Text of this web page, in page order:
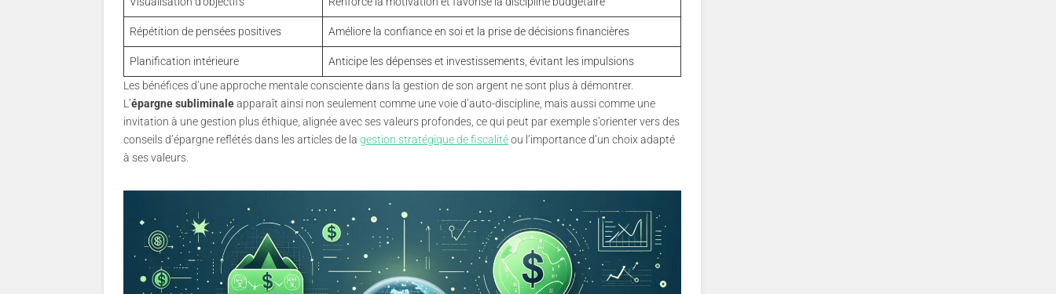
Répétition de pensées positives Améliore la confiance en soi et la prise de décisions financières
Planification intérieure
Anticipe les dépenses et investissements, évitant les impulsions
Les bénéfices d’une approche mentale consciente dans la gestion de son argent ne sont plus à démontrer.
L’épargne subliminaleapparaît ainsi non seulement comme une voie d’auto-discipline, mais aussi comme une
invitation à une gestion plus éthique, alignée avec ses valeurs profondes, ce qui peut par exemple s’orienter vers des
conseils d’épargne reflétés dans les articles de la gestion stratégique de fiscalitéou l’importance d’un choix adapté
à ses valeurs.